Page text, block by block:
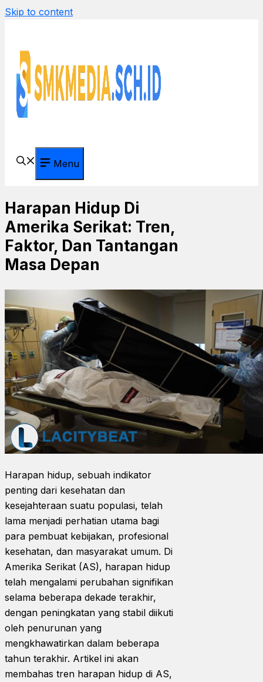
Skip to content
Menu
Harapan Hidup Di
Amerika Serikat: Tren,
Faktor, Dan Tantangan
Masa Depan
Harapan hidup, sebuah indikator
penting dari kesehatan dan
kesejahteraan suatu populasi, telah
lama menjadi perhatian utama bagi
para pembuat kebijakan, profesional
kesehatan, dan masyarakat umum. Di
Amerika Serikat (AS), harapan hidup
telah mengalami perubahan signifikan
selama beberapa dekade terakhir,
dengan peningkatan yang stabil diikuti
oleh penurunan yang
mengkhawatirkan dalam beberapa
tahun terakhir. Artikel ini akan
membahas tren harapan hidup di AS,